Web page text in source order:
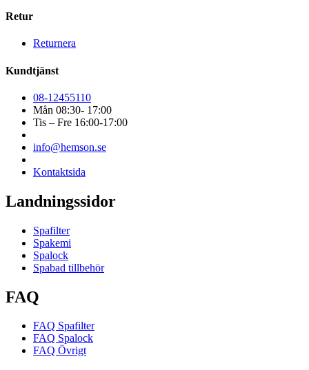
Retur
Returnera
Kundtjänst
08-12455110
Mån 08:30- 17:00
Tis – Fre 16:00-17:00
info@hemson.se
Kontaktsida
Landningssidor
Spafilter
Spakemi
Spalock
Spabad tillbehör
FAQ
FAQ Spafilter
FAQ Spalock
FAQ Övrigt